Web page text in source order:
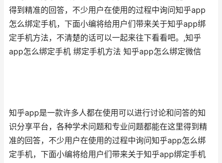
得到精准的回答，不少用户在使用的过程中询问知乎app
怎么绑定手机，下面小编将给用户们带来关于知乎app绑
定手机方法，不清楚的话可以一起来往下看看吧。,知乎
app怎么绑定手机 绑定手机方法 知乎app怎么绑定微信
知乎app是一款许多人都在使用可以进行讨论和问答的知
识分享平台，各种学术问题和专业问题都能在这里得到精
准的回答，不少用户在使用的过程中询问知乎app怎么绑
定手机，下面小编将给用户们带来关于知乎app绑定手机